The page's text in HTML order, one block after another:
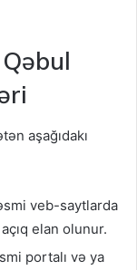
aşağıdakı
veb-saytlarda
elan olunur.
portalı və ya